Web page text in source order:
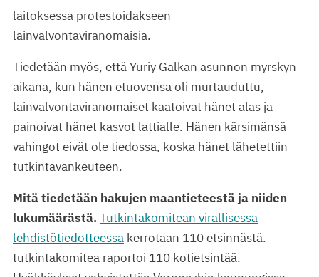
laitoksessa protestoidakseen
lainvalvontaviranomaisia.
Tiedetään myös, että Yuriy Galkan asunnon myrskyn
aikana, kun hänen etuovensa oli murtauduttu,
lainvalvontaviranomaiset kaatoivat hänet alas ja
painoivat hänet kasvot lattialle. Hänen kärsimänsä
vahingot eivät ole tiedossa, koska hänet lähetettiin
tutkintavankeuteen.
Mitä tiedetään hakujen maantieteestä ja niiden
lukumäärästä. Tutkintakomitean virallisessa
lehdistötiedotteessa kerrotaan 110 etsinnästä.
tutkintakomitea raportoi 110 kotietsintää.